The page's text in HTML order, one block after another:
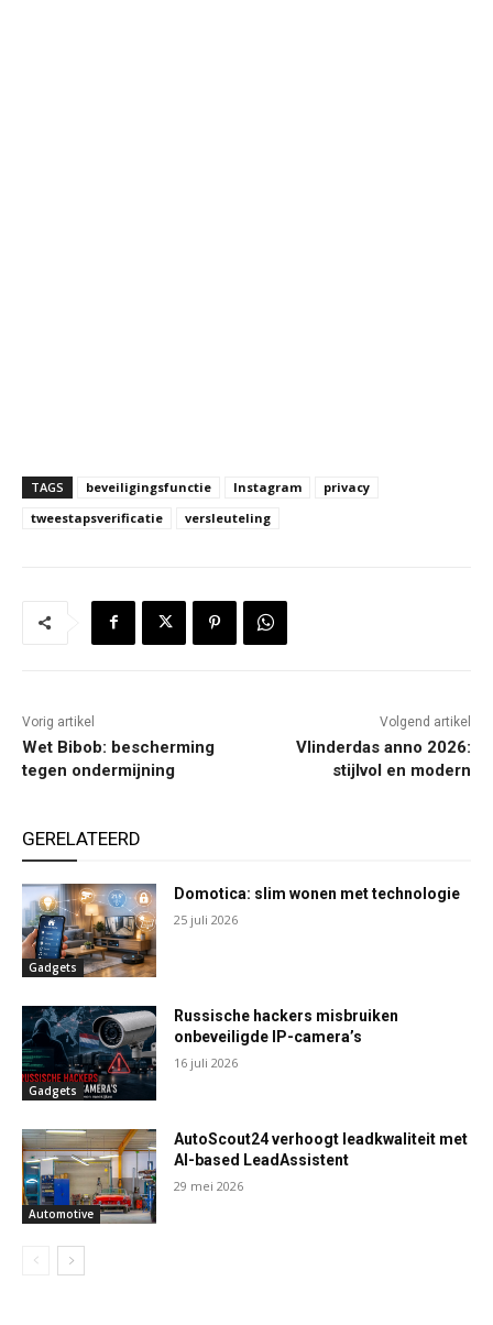
TAGS beveiligingsfunctie Instagram
privacy
tweestapsverificatie
versleuteling
Vorig artikel
Wet Bibob: bescherming
tegen ondermijning
Volgend artikel
Vlinderdas anno 2026:
stijlvol en modern
GERELATEERD
Gadgets
Domotica: slim wonen met technologie
25 juli 2026
Gadgets
Russische hackers misbruiken
onbeveiligde IP-camera’s
16 juli 2026
Automotive
AutoScout24 verhoogt leadkwaliteit met
AI-based LeadAssistent
29 mei 2026